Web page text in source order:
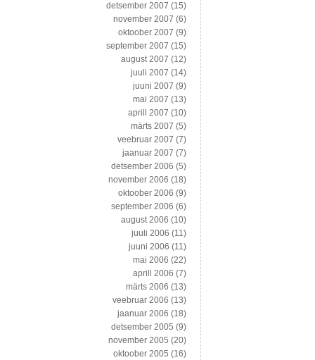
detsember 2007 (15)
november 2007 (6)
oktoober 2007 (9)
september 2007 (15)
august 2007 (12)
juuli 2007 (14)
juuni 2007 (9)
mai 2007 (13)
aprill 2007 (10)
märts 2007 (5)
veebruar 2007 (7)
jaanuar 2007 (7)
detsember 2006 (5)
november 2006 (18)
oktoober 2006 (9)
september 2006 (6)
august 2006 (10)
juuli 2006 (11)
juuni 2006 (11)
mai 2006 (22)
aprill 2006 (7)
märts 2006 (13)
veebruar 2006 (13)
jaanuar 2006 (18)
detsember 2005 (9)
november 2005 (20)
oktoober 2005 (16)